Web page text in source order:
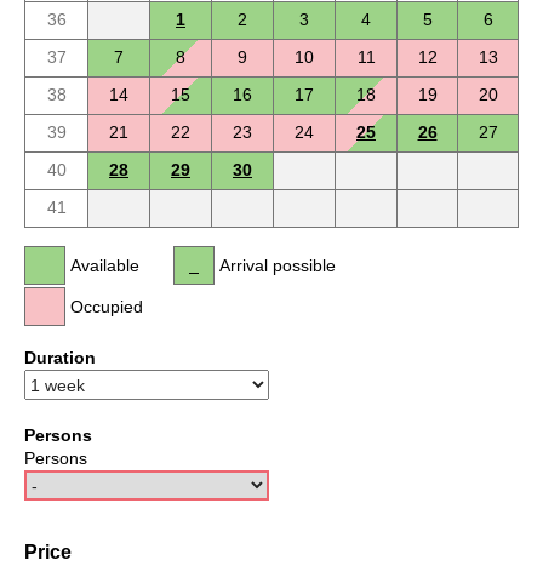
36
1 2 3 4 5
6
37
7 8 9 10 11 12
13
38
14 15 16 17 18 19
20
39
21 22 23 24 25 26
27
40
28 29
30
41
Available
Occupied
Arrival possible
Duration
Persons
Persons
Price